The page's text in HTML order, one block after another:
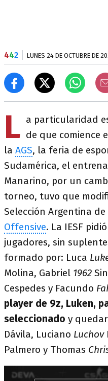
442 LUNES 24 DE OCTUBRE DE
L a particularidad
de que comience
la AGS, la feria de
Sudamérica, el
Manarino, por un
torneo, tuvo que
Selección Argentina de
Offensive. La IESF
jugadores, sin
formado por: Luca
Molina, Gabriel 1962
Cespedes y Facundo
player de 9z, Luken,
seleccionado y
Dávila, Luciano Luchov
Palmero y Thomas